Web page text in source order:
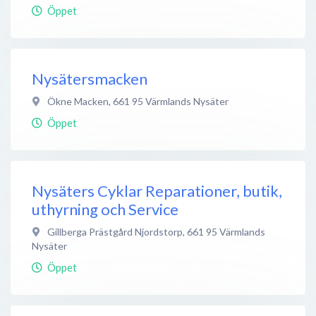
Öppet
Nysätersmacken
Ökne Macken, 661 95 Värmlands Nysäter
Öppet
Nysäters Cyklar Reparationer, butik,
uthyrning och Service
Gillberga Prästgård Njordstorp, 661 95 Värmlands
Nysäter
Öppet